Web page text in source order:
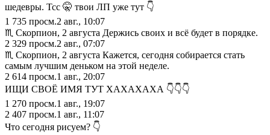
шедевры. Тсс 🤫 твои ЛП уже тут 👇
1 735 просм.2 авг., 10:07
♏︎ Скорпион, 2 августа Держись своих и всё будет в порядке.
2 329 просм.2 авг., 07:07
♏︎ Скорпион, 2 августа Кажется, сегодня собирается стать
самым лучшим деньком на этой неделе.
2 614 просм.1 авг., 20:07
ИЩИ СВОЁ ИМЯ ТУТ ХАХАХАХА 👇👇👇
1 270 просм.1 авг., 19:07
2 407 просм.1 авг., 11:07
Что сегодня рисуем? 👇